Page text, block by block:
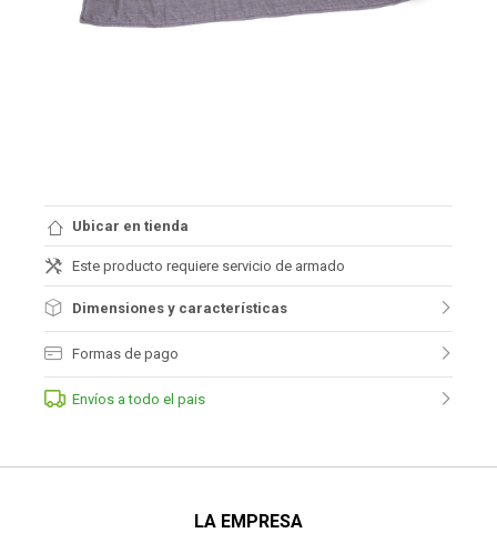
Ubicar en tienda
Este producto requiere servicio de armado
Dimensiones y características
Formas de pago
Envíos a todo el pais
LA EMPRESA